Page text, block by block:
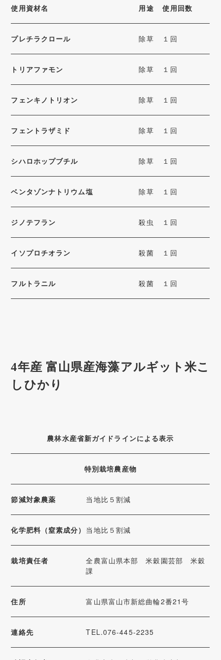
使用資材名 用途 使用回数
プレチラクロール 除草 １回
トリアファモン 除草 １回
フェンキノトリオン 除草 １回
フェントラザミド 除草 １回
シハロホップブチル 除草 １回
ベンタゾンナトリウム塩 除草 １回
ジノテフラン 殺虫 １回
イソプロチオラン 殺菌 １回
フルトラニル 殺菌 １回
4年産 富山県産海藻アルギット米こ
しひかり
農林水産省新ガイドラインによる表示
特別栽培農産物
節減対象農薬 当地比５割減
化学肥料（窒素成分） 当地比５割減
栽培責任者
全農富山県本部 米穀園芸部 米穀
課
住所 富山県富山市新総曲輪2番21号
連絡先 TEL.076-445-2235